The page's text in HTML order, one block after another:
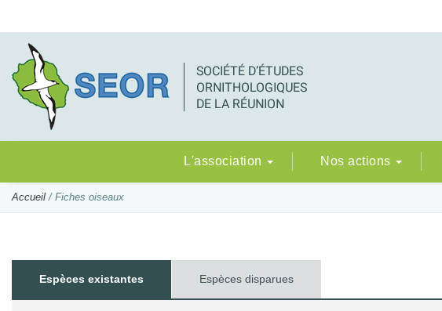
L'association Nos actions
Accueil / Fiches oiseaux
Espèces existantes Espèces disparues